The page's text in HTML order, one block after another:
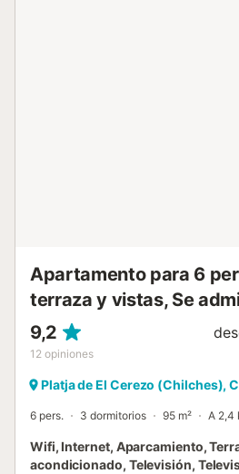
Apartamento para 6
terraza y vistas, Se
9,2
12 opiniones
Platja de El Cerezo (Chilches),
6 pers. 3 dormitorios 95 m² A 2,4
Wifi, Internet, Aparcamiento,
acondicionado, Televisión,